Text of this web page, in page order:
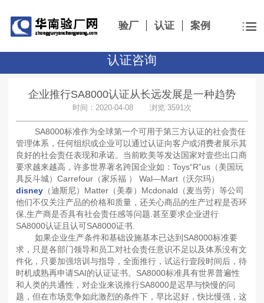
验厂 认证 案例
认证咨询
企业推行SA8000认证从长远发展是一种趋势
时间：2020-04-08 浏览:3591次
SA8000标准作为全球第一个可用于第三方认证的社会责任
管理体系，任何组织或企业可以通过认证向客户或消费者展示其
良好的社会责任表现和承诺。 当前欧美等发达国家对壹些出口商
要求越来越高，许多世界著名跨国企业如：Toys“R”us（美国玩
具反斗城）Carrefour（家乐福 ） Wal—Mart（沃尔玛）
disney （迪斯尼）Matter（美泰）Mcdonald（麦当劳）等公司
他们不仅关注产品的价格和质量，还关心商品的生产过程是否环
保,生产商是否具有社会责任感等问题.甚至要求企业进行
SA8000认证且认可SA8000证书.
如果企业生产条件和基础设施基本已达到SA8000标准要
求，只是各部门领导和员工对社会责任意识不足以及体系没有文
件化，只要加强培训与指导，全面推行，试运行壹段时间后，待
时机成熟再申请SAI的认证证书。SA8000标准具有世界普遍性
和人类的共通性，对企业来说推行SA8000是迟早与快慢的问
题，但在市场竞争如此激烈的条件下，早比迟好，快比慢强，这